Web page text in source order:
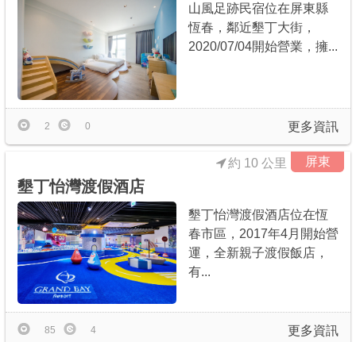
山風足跡民宿位在屏東縣
恆春，鄰近墾丁大街，
2020/07/04開始營業，擁...
更多資訊
2 0
屏東
墾丁怡灣渡假酒店
約 10 公里
墾丁怡灣渡假酒店位在恆
春市區，2017年4月開始營
運，全新親子渡假飯店，
有...
更多資訊
85 4